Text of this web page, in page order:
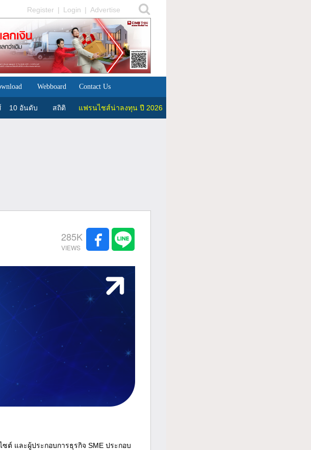
Register | Login | Advertise
Webboard Contact Us
10 อันดับ สถิติ แฟรนไชส์น่าลงทุน ปี 2026
285K
ต์ และผู้ประกอบการธุรกิจ SME ประกอบ